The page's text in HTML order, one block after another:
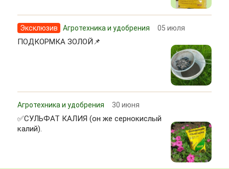
Эксклюзив Агротехника и удобрения 05 июля
ПОДКОРМКА ЗОЛОЙ📌
Агротехника и удобрения 30 июня
✅СУЛЬФАТ КАЛИЯ (он же сернокислый
калий).